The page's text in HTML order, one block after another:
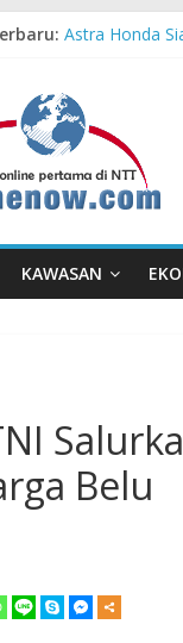
Astra Honda
Honda DBL
Teras Bank
KAWASAN
Belu